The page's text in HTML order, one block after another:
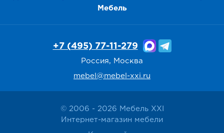
Мебель
© 2006 - 2026 Мебель XXI
Интернет-магазин мебели
+7 (495) 77-11-279
Россия, Москва
mebel@mebel-xxi.ru